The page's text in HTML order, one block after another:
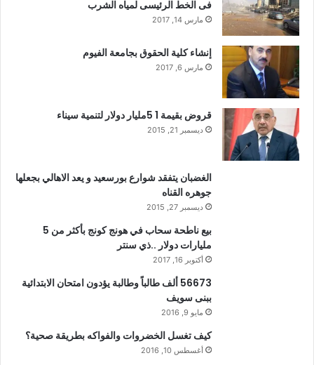
فى الخط الرئيسى لمياه الشرب
مارس 14, 2017
إنشاء كلية الحقوق بجامعة الفيوم
مارس 6, 2017
قروض بقيمة 1 5مليار دولار لتنمية سيناء
ديسمبر 21, 2015
الغضبان يتفقد شوارع بورسعيد و يعد الاهالي بجعلها
جوهره القناه
ديسمبر 27, 2015
بيع ناطحة سحاب في هونج كونج بأكثر من 5
مليارات دولار ..ذي سنتر
أكتوبر 16, 2017
56673 ألف طالباً وطالبة يؤدون امتحان الابتدائية
ببنى سويف
مايو 9, 2016
كيف تغسل الخضروات والفواكه بطريقة صحية؟
أغسطس 10, 2016